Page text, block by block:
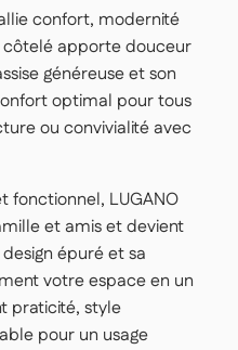
même.
— 179€
la pièce de votre
votre article.
expérience clé
faire.
aux dimensions
être sollicité durant la
précisez à notre service
moins 48h avant la
les conditions de livraison
confort, modernité
côtelé apporte douceur
généreuse et son
optimal pour tous
ou convivialité avec
fonctionnel, LUGANO
et amis et devient
épuré et sa
votre espace en un
praticité, style
pour un usage